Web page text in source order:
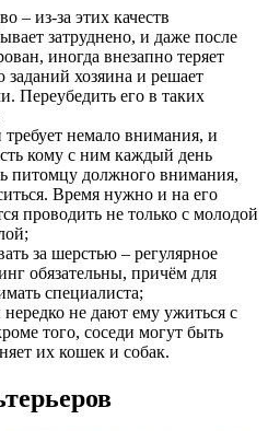
– из-за этих качеств
затруднено, и даже после
иногда внезапно теряет
хозяина и решает
Переубедить его в таких
немало внимания, и
кому с ним каждый день
питомцу должного внимания,
Время нужно и на его
проводить не только с молодой
за шерстью – регулярное
обязательны, причём для
специалиста;
не дают ему ужиться с
того, соседи могут быть
их кошек и собак.